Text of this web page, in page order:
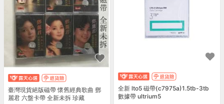
臺灣現貨絕版磁帶 懷舊經典歌曲 鄧
麗君 六盤卡帶 全新未拆 珍藏
全新 lto5 磁帶(c7975a)1.5tb-3tb
數據帶 ultrium5